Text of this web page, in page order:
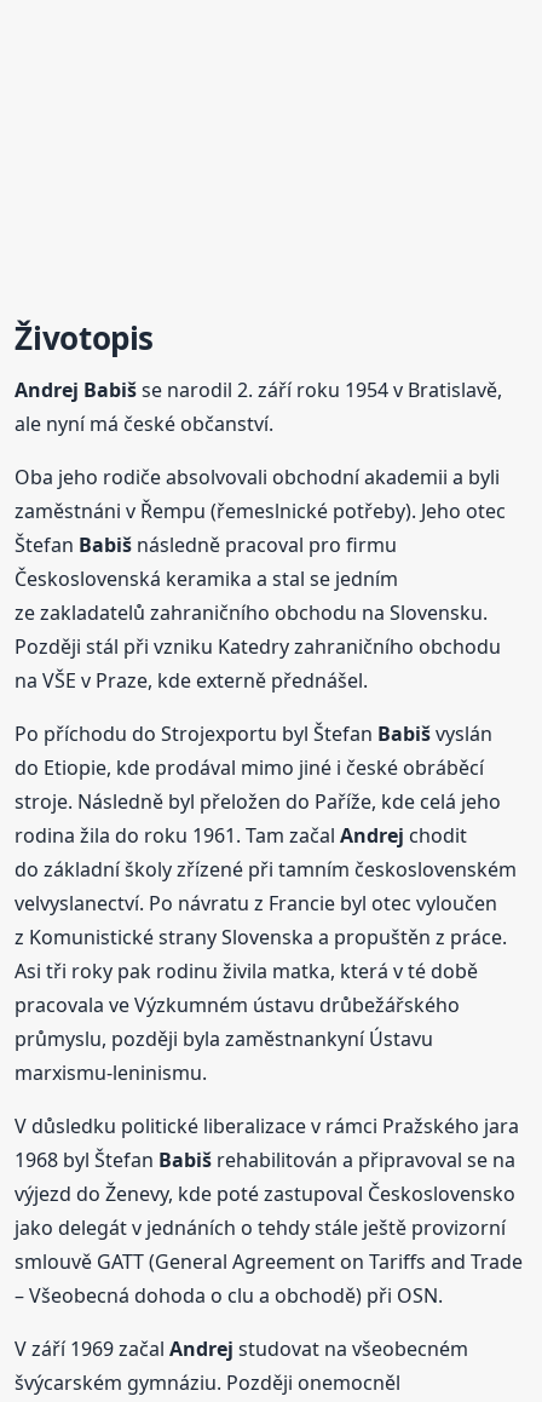
Životopis
Andrej Babišse narodil 2. září roku 1954 v Bratislavě,
ale nyní má české občanství.
Oba jeho rodiče absolvovali obchodní akademii a byli
zaměstnáni v Řempu (řemeslnické potřeby). Jeho otec
Štefan Babiš následně pracoval pro firmu
Československá keramika a stal se jedním
ze zakladatelů zahraničního obchodu na Slovensku.
Později stál při vzniku Katedry zahraničního obchodu
na VŠE v Praze, kde externě přednášel.
Po příchodu do Strojexportu byl Štefan Babišvyslán
do Etiopie, kde prodával mimo jiné i české obráběcí
stroje. Následně byl přeložen do Paříže, kde celá jeho
rodina žila do roku 1961. Tam začalAndrej chodit
do základní školy zřízené při tamním československém
velvyslanectví. Po návratu z Francie byl otec vyloučen
z Komunistické strany Slovenska a propuštěn z práce.
Asi tři roky pak rodinu živila matka, která v té době
pracovala ve Výzkumném ústavu drůbežářského
průmyslu, později byla zaměstnankyní Ústavu
marxismu-leninismu.
V důsledku politické liberalizace v rámci Pražského jara
1968 byl Štefan Babiš rehabilitován a připravoval se na
výjezd do Ženevy, kde poté zastupoval Československo
jako delegát v jednáních o tehdy stále ještě provizorní
smlouvě GATT (General Agreement on Tariffs and Trade
– Všeobecná dohoda o clu a obchodě) při OSN.
V září 1969 začalAndrej studovat na všeobecném
švýcarském gymnáziu. Později onemocněl